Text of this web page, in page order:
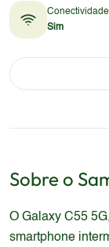
Sim
Sobre o
O Galaxy C55
smartphone